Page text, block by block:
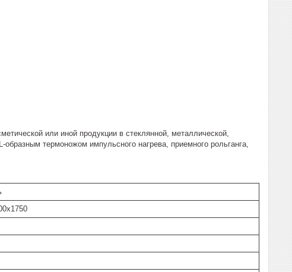
или иной продукции в стеклянной, металлической,
термоножом импульсного нагрева, приемного рольганга,